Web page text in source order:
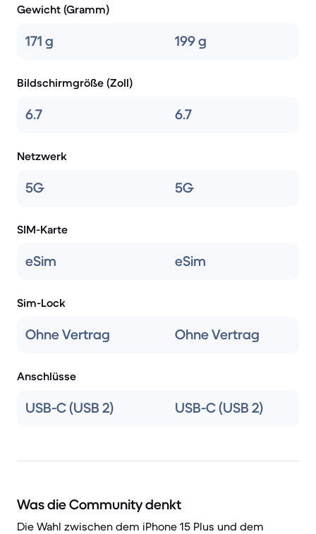
Gewicht (Gramm)
171 g 199 g
Bildschirmgröße (Zoll)
6.7 6.7
Netzwerk
5G 5G
SIM-Karte
eSim eSim
Sim-Lock
Ohne Vertrag Ohne Vertrag
Anschlüsse
USB-C (USB 2) USB-C (USB 2)
Was die Community denkt
Die Wahl zwischen dem iPhone 15 Plus und dem